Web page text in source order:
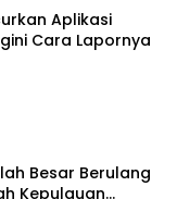
Aplikasi
Cara Lapornya
Besar Berulang
Kepulauan